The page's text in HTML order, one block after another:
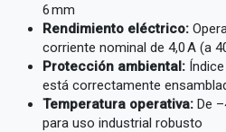
6 mm
Rendimiento eléctrico:
corriente nominal de 4,0 A (a
Protección ambiental:
está correctamente
Temperatura operativa: De
para uso industrial robusto